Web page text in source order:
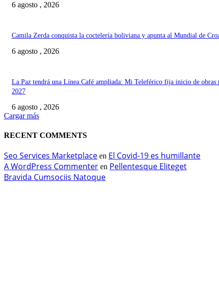
6 agosto , 2026
Camila Zerda conquista la coctelería boliviana y apunta al Mundial de
6 agosto , 2026
La Paz tendrá una Línea Café ampliada: Mi Teleférico fija inicio de obras
2027
6 agosto , 2026
Cargar más
RECENT COMMENTS
Seo Services Marketplace en El Covid-19 es humillante
A WordPress Commenter en Pellentesque Eliteget
Bravida Cumsociis Natoque